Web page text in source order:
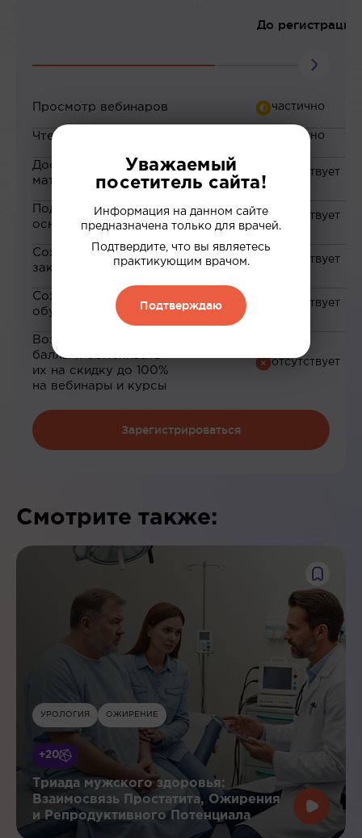
До регистрации
Просмотр вебинаров
Чтение статей
Доступ к закрытым
материалам
Подборка материалов на
основе ваших интересов
Сохранение материалов в
закладки
Сохранение прогресса по
обучению
Возможность зарабатывать
баллы и обменивать
их на скидку до 100%
на вебинары и курсы
Зарегистрироваться
Смотрите также:
УРОЛОГИЯ ОЖИРЕНИЕ
+20
Триада мужского здоровья:
Взаимосвязь Простатита, Ожирения
и Репродуктивного Потенциала
Уважаемый
посетитель сайта!
Информация на данном сайте
предназначена только для врачей.
Подтвердите, что вы являетесь
практикующим врачом.
Подтверждаю